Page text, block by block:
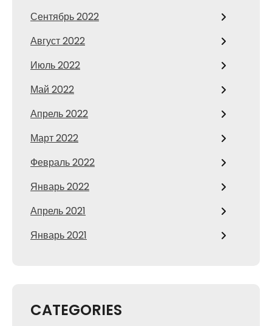
Сентябрь 2022
Август 2022
Июль 2022
Май 2022
Апрель 2022
Март 2022
Февраль 2022
Январь 2022
Апрель 2021
Январь 2021
CATEGORIES